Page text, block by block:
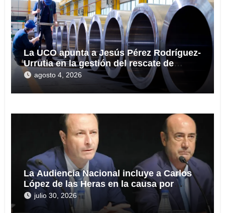
La UCO apunta a Jesús Pérez Rodríguez-
Urrutia en la gestión del rescate de
Tubos Reunidos
agosto 4, 2026
La Audiencia Nacional incluye a Carlos
López de las Heras en la causa por
presuntas irregularidades en el rescate
de 112,8 millones a Tubos Reunidos
julio 30, 2026